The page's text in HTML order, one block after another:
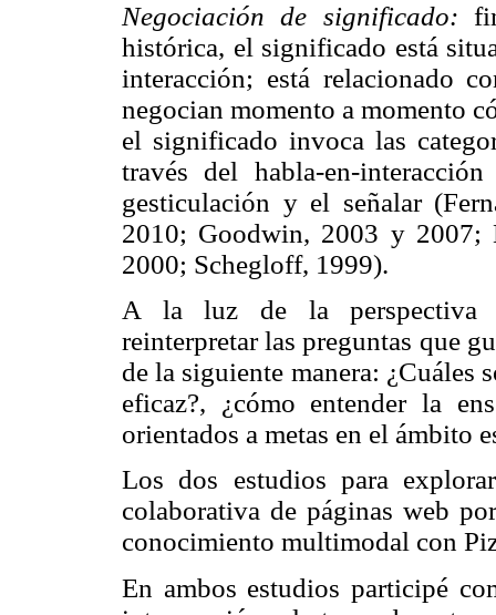
Negociación de significado:
histórica, el significado está
interacción; está relacionado
negocian momento a momento
el significado invoca las
través del habla-en-
gesticulación y el señalar
2010; Goodwin, 2003 y 2007;
2000; Schegloff, 1999).
A la luz de la perspectiva
reinterpretar las preguntas que
de la siguiente manera: ¿Cuáles
eficaz?, ¿cómo entender la
orientados a metas en el ámbito
Los dos estudios para
colaborativa de páginas web
conocimiento multimodal con
En ambos estudios participé